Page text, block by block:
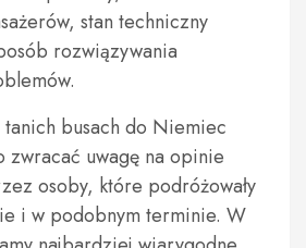
stan techniczny
rozwiązywania
busach do Niemiec
uwagę na opinie
osoby, które podróżowały
i w podobnym terminie. W